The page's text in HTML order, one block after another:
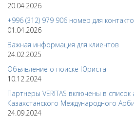
20.04.2026
+996 (312) 979 906 номер для
01.04.2026
Важная информация для клиентов
24.02.2025
Объявление о поиске Юриста
10.12.2024
Партнеры VERITAS включены в
Казахстанского Международного
24.09.2024